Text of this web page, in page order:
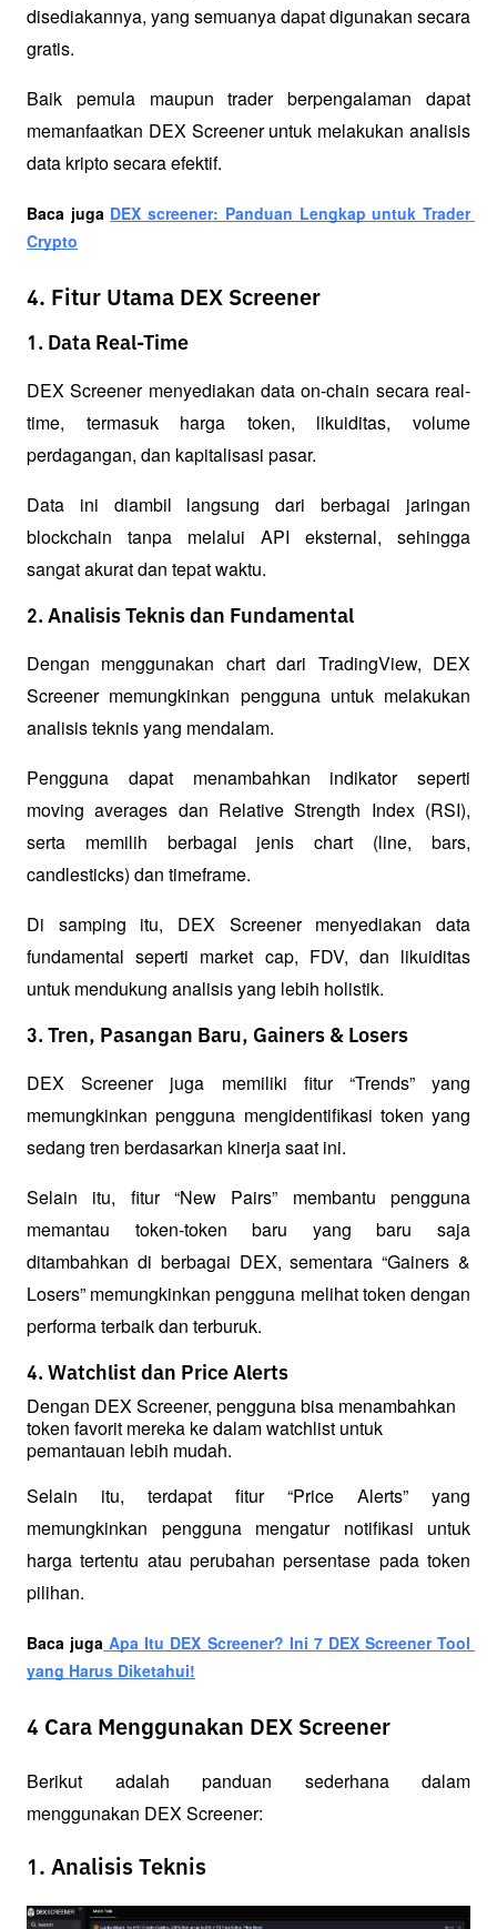
disediakannya, yang semuanya dapat digunakan secara
gratis.
Baik pemula maupun trader berpengalaman dapat
memanfaatkan DEX Screener untuk melakukan analisis
data kripto secara efektif.
Baca juga DEX screener: Panduan Lengkap untuk Trader
Crypto
4. Fitur Utama DEX Screener
1. Data Real-Time
DEX Screener menyediakan data on-chain secara real-
time, termasuk harga token, likuiditas, volume
perdagangan, dan kapitalisasi pasar.
Data ini diambil langsung dari berbagai jaringan
blockchain tanpa melalui API eksternal, sehingga
sangat akurat dan tepat waktu.
2. Analisis Teknis dan Fundamental
Dengan menggunakan chart dari TradingView, DEX
Screener memungkinkan pengguna untuk melakukan
analisis teknis yang mendalam.
Pengguna dapat menambahkan indikator seperti
moving averages dan Relative Strength Index (RSI),
serta memilih berbagai jenis chart (line, bars,
candlesticks) dan timeframe.
Di samping itu, DEX Screener menyediakan data
fundamental seperti market cap, FDV, dan likuiditas
untuk mendukung analisis yang lebih holistik.
3. Tren, Pasangan Baru, Gainers & Losers
DEX Screener juga memiliki fitur “Trends” yang
memungkinkan pengguna mengidentifikasi token yang
sedang tren berdasarkan kinerja saat ini.
Selain itu, fitur “New Pairs” membantu pengguna
memantau token-token baru yang baru saja
ditambahkan di berbagai DEX, sementara “Gainers &
Losers” memungkinkan pengguna melihat token dengan
performa terbaik dan terburuk.
4. Watchlist dan Price Alerts
Dengan DEX Screener, pengguna bisa menambahkan
token favorit mereka ke dalam watchlist untuk
pemantauan lebih mudah.
Selain itu, terdapat fitur “Price Alerts” yang
memungkinkan pengguna mengatur notifikasi untuk
harga tertentu atau perubahan persentase pada token
pilihan.
Baca juga Apa Itu DEX Screener? Ini 7 DEX Screener Tool
yang Harus Diketahui!
4 Cara Menggunakan DEX Screener
Berikut adalah panduan sederhana dalam
menggunakan DEX Screener:
1. Analisis Teknis